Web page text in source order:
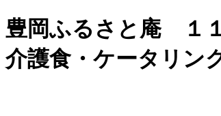
豊岡ふるさと庵 １
介護食・ケータリン